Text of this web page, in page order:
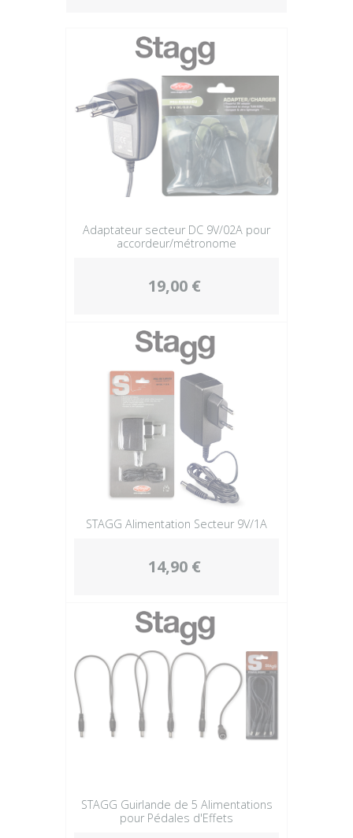
Plus
Adaptateur secteur DC 9V/02A pour
accordeur/métronome
19,00 €
STAGG Alimentation Secteur 9V/1A
14,90 €
STAGG Guirlande de 5 Alimentations
pour Pédales d'Effets